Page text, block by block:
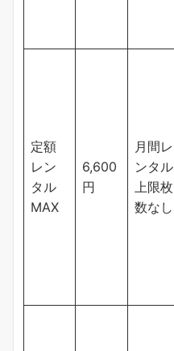
定額
レン
タル
MAX
6,600
円
月間レ
ンタル
上限枚
数なし